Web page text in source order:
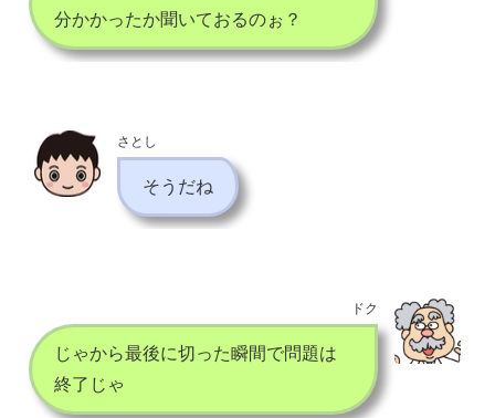
分かかったか聞いておるのぉ？
さとし
そうだね
ドク
じゃから最後に切った瞬間で問題は
終了じゃ